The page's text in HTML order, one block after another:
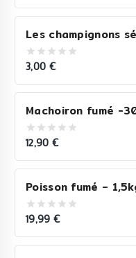
of
5
Les champignons
0
of
5
3,00 €
Machoiron fumé -
0
of
5
12,90 €
Poisson fumé –
0
of
5
19,99 €